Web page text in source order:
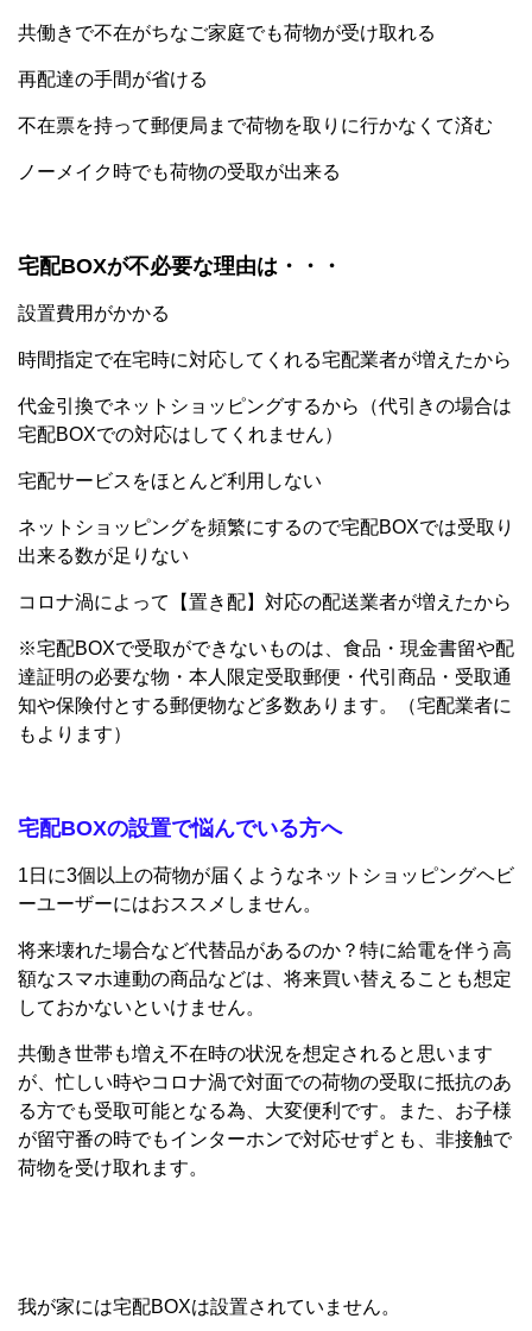
共働きで不在がちなご家庭でも荷物が受け取れる
再配達の手間が省ける
不在票を持って郵便局まで荷物を取りに行かなくて済む
ノーメイク時でも荷物の受取が出来る
宅配BOXが不必要な理由は・・・
設置費用がかかる
時間指定で在宅時に対応してくれる宅配業者が増えたから
代金引換でネットショッピングするから（代引きの場合は
宅配BOXでの対応はしてくれません）
宅配サービスをほとんど利用しない
ネットショッピングを頻繁にするので宅配BOXでは受取り
出来る数が足りない
コロナ渦によって【置き配】対応の配送業者が増えたから
※宅配BOXで受取ができないものは、食品・現金書留や配
達証明の必要な物・本人限定受取郵便・代引商品・受取通
知や保険付とする郵便物など多数あります。（宅配業者に
もよります）
宅配BOXの設置で悩んでいる方へ
1日に3個以上の荷物が届くようなネットショッピングヘビ
ーユーザーにはおススメしません。
将来壊れた場合など代替品があるのか？特に給電を伴う高
額なスマホ連動の商品などは、将来買い替えることも想定
しておかないといけません。
共働き世帯も増え不在時の状況を想定されると思います
が、忙しい時やコロナ渦で対面での荷物の受取に抵抗のあ
る方でも受取可能となる為、大変便利です。また、お子様
が留守番の時でもインターホンで対応せずとも、非接触で
荷物を受け取れます。
我が家には宅配BOXは設置されていません。